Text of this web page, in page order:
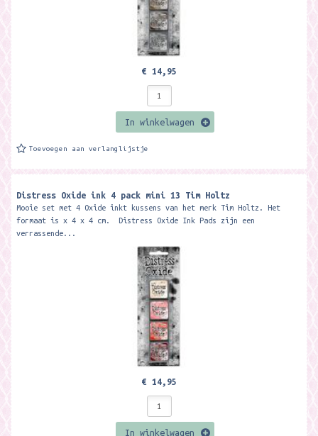
€ 14,95
In winkelwagen
Toevoegen aan verlanglijstje
Distress Oxide ink 4 pack mini 13 Tim Holtz
Mooie set met 4 Oxide inkt kussens van het merk Tim Holtz. Het
formaat is x 4 x 4 cm. Distress Oxide Ink Pads zijn een
verrassende...
€ 14,95
In winkelwagen